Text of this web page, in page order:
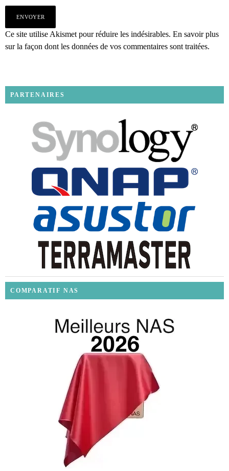
Ce site utilise Akismet pour réduire les indésirables. En savoir plus
sur la façon dont les données de vos commentaires sont traitées.
PARTENAIRES
COMPARATIF NAS